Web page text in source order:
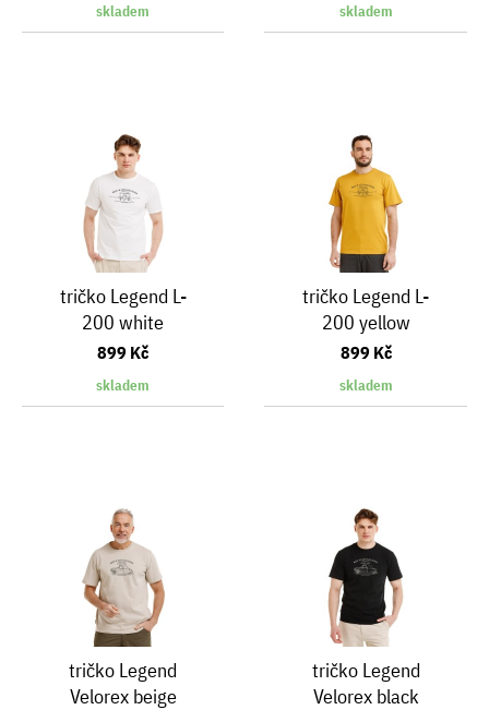
skladem skladem
tričko Legend L-
200 white
899 Kč
skladem
tričko Legend L-
200 yellow
899 Kč
skladem
tričko Legend
Velorex beige
tričko Legend
Velorex black